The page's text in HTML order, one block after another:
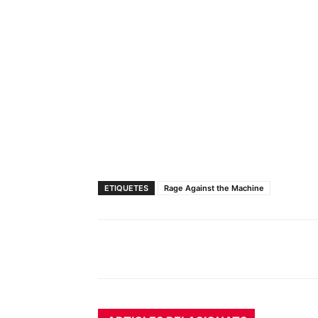
ETIQUETES Rage Against the Machine